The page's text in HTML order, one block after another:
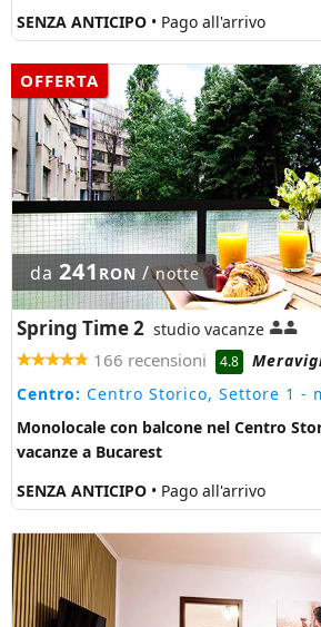
SENZA ANTICIPO • Pago all'arrivo
OFFERTA
da 241 RON /notte
Spring Time 2 studio vacanze
166 recensioni 4.8
Centro: Centro Storico, Settore 1 -
Monolocale con balcone nel Centro
vacanze a Bucarest
SENZA ANTICIPO • Pago all'arrivo